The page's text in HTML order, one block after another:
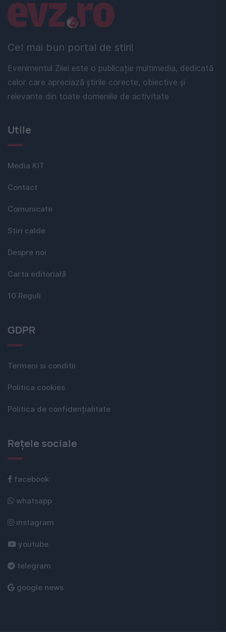
Cel mai bun portal de stiri!
Evenimentul Zilei este o publicație multimedia, dedicată
celor care apreciază știrile corecte, obiective și
relevante din toate domeniile de activitate
Linkuri utile
Utile
Media KIT
Contact
Comunicate
Stiri calde
Despre noi
Carta editorială
10 Reguli
GDPR
Termeni si conditii
Politica cookies
Politica de confidențialitate
Rețele sociale
facebook
whatsapp
instagram
youtube
telegram
google news